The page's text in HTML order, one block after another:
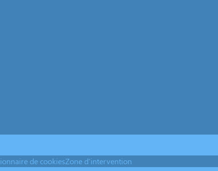
de cookiesZone d'intervention